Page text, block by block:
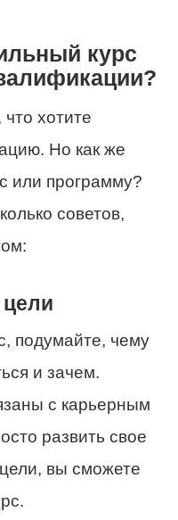
курс
хотите
Но как же
или программу?
советов,
подумайте, чему
и зачем.
с карьерным
развить свое
вы сможете